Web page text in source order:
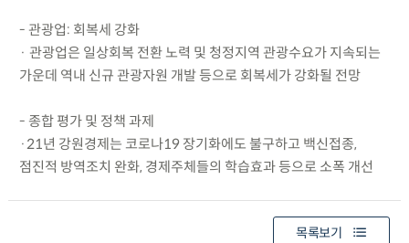
- 관광업: 회복세 강화
· 관광업은 일상회복 전환 노력 및 청정지역 관광수요가 지속되는
가운데 역내 신규 관광자원 개발 등으로 회복세가 강화될 전망
- 종합 평가 및 정책 과제
·21년 강원경제는 코로나19 장기화에도 불구하고 백신접종,
점진적 방역조치 완화, 경제주체들의 학습효과 등으로 소폭 개선
목록보기